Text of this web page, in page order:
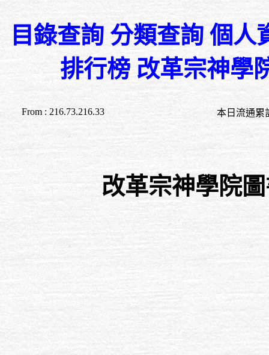
目錄查詢 分類查詢 個人
排行榜 改革宗神學
From : 216.73.216.33 本日流通累計
改革宗神學院